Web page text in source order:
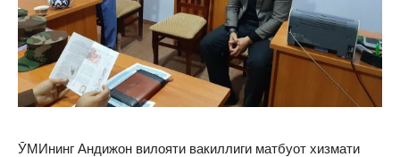
ӮМИнинг Андижон вилояти вакиллиги матбуот хизмати